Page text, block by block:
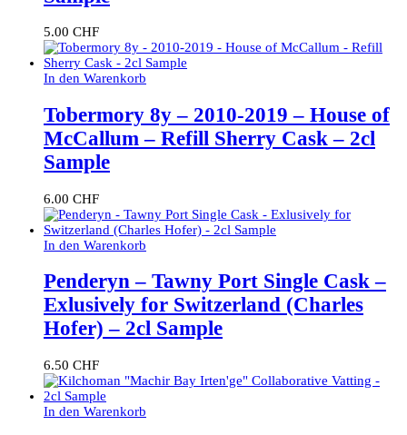
5.00 CHF
In den Warenkorb
Tobermory 8y – 2010-2019 – House of
McCallum – Refill Sherry Cask – 2cl
Sample
6.00 CHF
In den Warenkorb
Penderyn – Tawny Port Single Cask –
Exlusively for Switzerland (Charles
Hofer) – 2cl Sample
6.50 CHF
In den Warenkorb